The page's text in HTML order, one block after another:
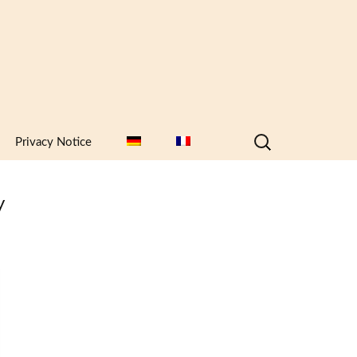
Privacy Notice
Search
for: